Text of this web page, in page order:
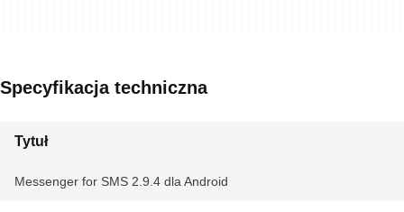
Specyfikacja techniczna
Tytuł
Messenger for SMS 2.9.4 dla Android